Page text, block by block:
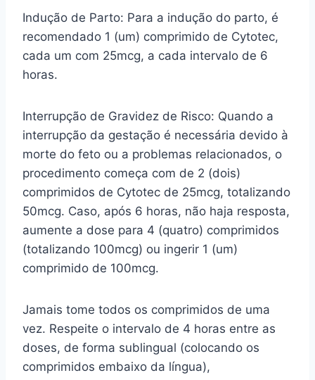
Indução de Parto: Para a indução do parto, é
recomendado 1 (um) comprimido de Cytotec,
cada um com 25mcg, a cada intervalo de 6
horas.
Interrupção de Gravidez de Risco: Quando a
interrupção da gestação é necessária devido à
morte do feto ou a problemas relacionados, o
procedimento começa com de 2 (dois)
comprimidos de Cytotec de 25mcg, totalizando
50mcg. Caso, após 6 horas, não haja resposta,
aumente a dose para 4 (quatro) comprimidos
(totalizando 100mcg) ou ingerir 1 (um)
comprimido de 100mcg.
Jamais tome todos os comprimidos de uma
vez. Respeite o intervalo de 4 horas entre as
doses, de forma sublingual (colocando os
comprimidos embaixo da língua),